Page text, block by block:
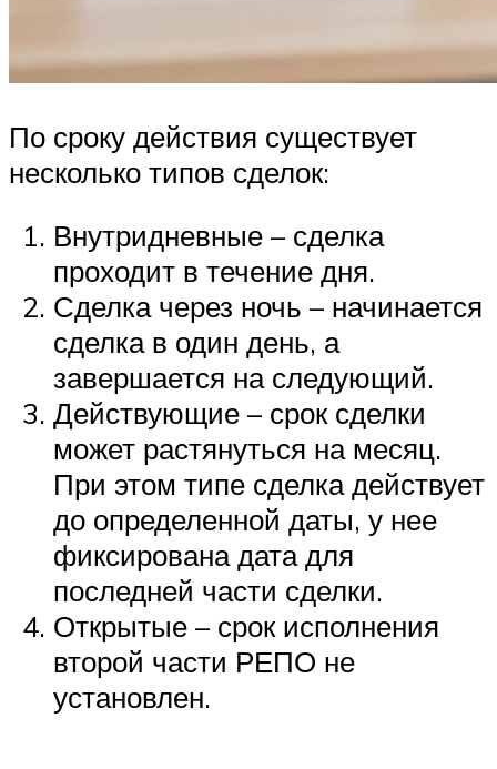
По сроку действия существует
несколько типов сделок:
Внутридневные – сделка
проходит в течение дня.
Сделка через ночь – начинается
сделка в один день, а
завершается на следующий.
Действующие – срок сделки
может растянуться на месяц.
При этом типе сделка действует
до определенной даты, у нее
фиксирована дата для
последней части сделки.
Открытые – срок исполнения
второй части РЕПО не
установлен.